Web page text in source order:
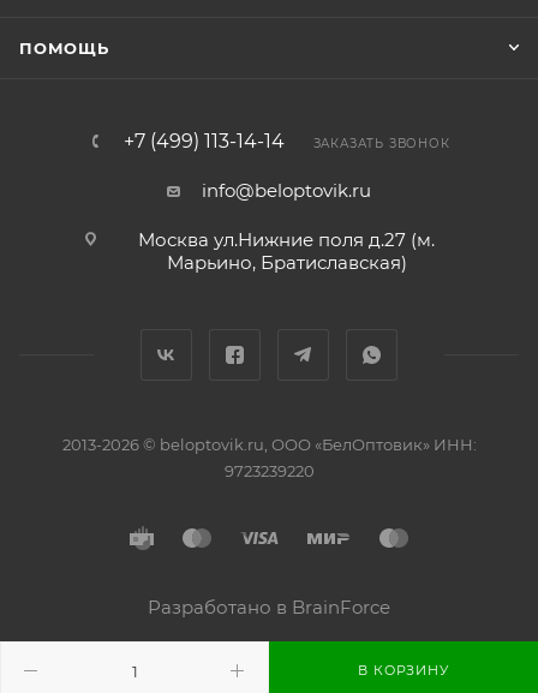
В КОРЗИНУ
ПОМОЩЬ
+7 (499) 113-14-14 ЗАКАЗАТЬ ЗВОНОК
info@beloptovik.ru
Москва ул.Нижние поля д.27 (м.
Марьино, Братиславская)
2013-2026 © beloptovik.ru, ООО «БелОптовик» ИНН:
9723239220
Разработано в BrainForce